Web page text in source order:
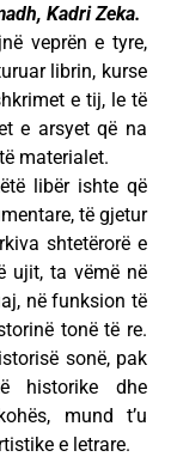
Kadri Zeka.
veprën e tyre,
librin, kurse
e tij, le të
e arsyet që na
materialet.
libër ishte që
të gjetur
shtetërorë e
ujit, ta vëmë në
në funksion të
tonë të re.
sonë, pak
historike dhe
mund t’u
e letrare.